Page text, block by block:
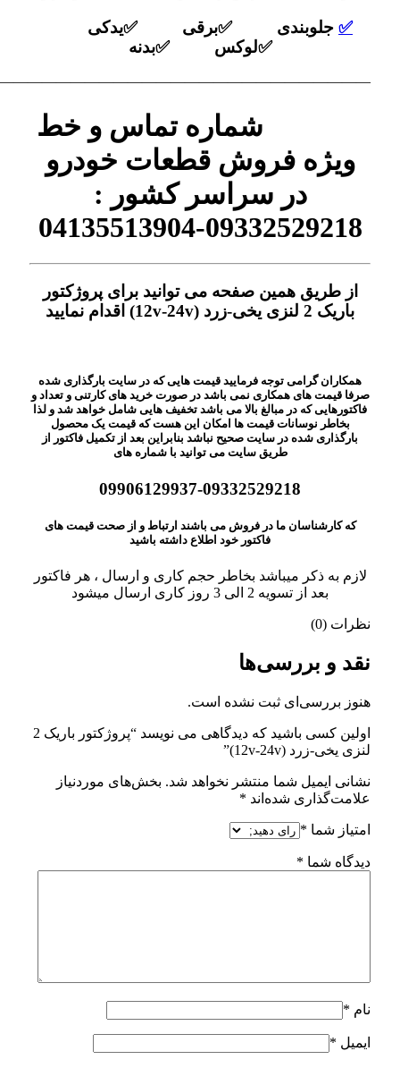
✅ جلوبندی ✅برقی ✅یدکی
✅لوکس ✅بدنه
شماره تماس و خط
ویژه فروش قطعات خودرو
در سراسر کشور :
09332529218-04135513904
از طریق همین صفحه می توانید برای پروژکتور
باریک 2 لنزی یخی-زرد (12v-24v) اقدام نمایید
همکاران گرامی توجه فرمایید قیمت هایی که در سایت بارگذاری شده
صرفا قیمت های همکاری نمی باشد در صورت خرید های کارتنی و تعداد و
فاکتورهایی که در مبالغ بالا می باشد تخفیف هایی شامل خواهد شد و لذا
بخاطر نوسانات قیمت ها امکان این هست که قیمت یک محصول
بارگذاری شده در سایت صحیح نباشد بنابراین بعد از تکمیل فاکتور از
طریق سایت می توانید با شماره های
09906129937-09332529218
که کارشناسان ما در فروش می باشند ارتباط و از صحت قیمت های
فاکتور خود اطلاع داشته باشید
لازم به ذکر میباشد بخاطر حجم کاری و ارسال ، هر فاکتور
بعد از تسویه 2 الی 3 روز کاری ارسال میشود
نظرات (0)
نقد و بررسی‌ها
هنوز بررسی‌ای ثبت نشده است.
اولین کسی باشید که دیدگاهی می نویسد “پروژکتور باریک 2
لنزی یخی-زرد (12v-24v)”
نشانی ایمیل شما منتشر نخواهد شد. بخش‌های موردنیاز
علامت‌گذاری شده‌اند *
امتیاز شما *
دیدگاه شما *
نام *
ایمیل *